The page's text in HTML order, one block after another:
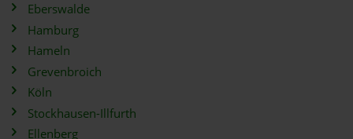
Eberswalde
Hamburg
Hameln
Grevenbroich
Köln
Stockhausen-Illfurth
Ellenberg